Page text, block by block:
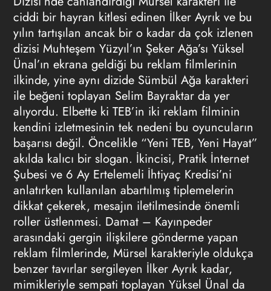
ciddi bir hayran kitlesi edinen İlker Ayrık ve bu
yılın tartışılan ancak bir o kadar da çok izlenen
dizisi Muhteşem Yüzyıl’ın Şeker Ağa’sı Yüksel
Ünal’ın ekrana geldiği bu reklam filmlerinin
ilkinde, yine aynı dizide Sümbül Ağa karakteri
ile beğeni toplayan Selim Bayraktar da yer
alıyordu. Elbette ki TEB’in iki reklam filminin
kendini izletmesinin tek nedeni bu oyuncuların
başarısı değil. Öncelikle “Yeni TEB, Yeni Hayat”
akılda kalıcı bir slogan. İkincisi, Pratik İnternet
Şubesi ve 6 Ay Ertelemeli İhtiyaç Kredisi’ni
anlatırken kullanılan abartılmış tiplemelerin
dikkat çekerek, mesajın iletilmesinde önemli
roller üstlenmesi. Damat – Kayınpeder
arasındaki gergin ilişkilere gönderme yapan
reklam filmlerinde, Mürsel karakteriyle oldukça
benzer tavırlar sergileyen İlker Ayrık kadar,
mimikleriyle sempati toplayan Yüksel Ünal da